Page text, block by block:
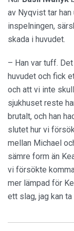
av Nyqvist tar
inspelningen,
skada i huvudet.
– Han var tuff.
huvudet och fick
och att vi inte
sjukhuset reste
brutalt, och han
slutet hur vi
mellan Michael
sämre form än
vi försökte
mer lämpad för
ett slag, jag kan